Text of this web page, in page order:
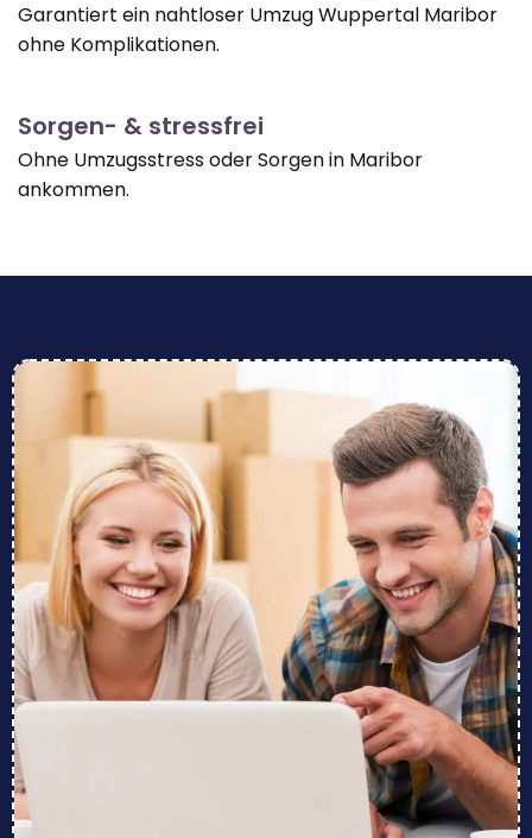
Garantiert ein nahtloser Umzug Wuppertal Maribor
ohne Komplikationen.
Sorgen- & stressfrei
Ohne Umzugsstress oder Sorgen in Maribor
ankommen.